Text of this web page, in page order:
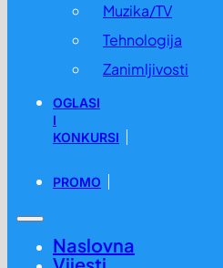
Muzika/TV
Tehnologija
Zanimljivosti
OGLASI
I
KONKURSI
PROMO
Naslovna